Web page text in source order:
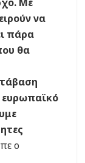
να
πάρα
θα
ευρωπαϊκό
ο